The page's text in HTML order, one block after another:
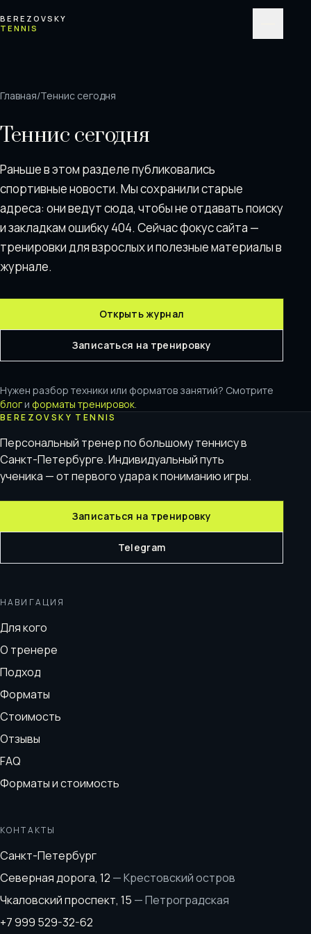
BEREZOVSKY
TENNIS
Главная/Теннис сегодня
Теннис сегодня
Раньше в этом разделе публиковались
спортивные новости. Мы сохранили старые
адреса: они ведут сюда, чтобы не отдавать поискy
и закладкам ошибку 404. Сейчас фокус сайта —
тренировки для взрослых и полезные материалы в
журнале.
Открыть журнал
Записаться на тренировку
Нужен разбор техники или форматов занятий? Смотрите
блог и форматы тренировок.
BEREZOVSKY TENNIS
Персональный тренер по большому теннису в
Санкт-Петербурге. Индивидуальный путь
ученика — от первого удара к пониманию игры.
Записаться на тренировку
Telegram
НАВИГАЦИЯ
Для кого
О тренере
Подход
Форматы
Стоимость
Отзывы
FAQ
Форматы и стоимость
КОНТАКТЫ
Санкт-Петербург
Северная дорога, 12 —Крестовский остров
Чкаловский проспект, 15 —Петроградская
+7 999 529-32-62